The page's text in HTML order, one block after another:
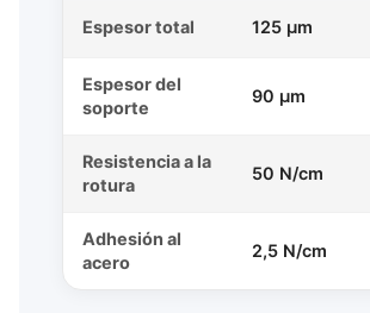
Espesor total 125 μm
Espesor del
soporte
90 μm
Resistencia a la
rotura
50 N/cm
Adhesión al
acero
2,5 N/cm